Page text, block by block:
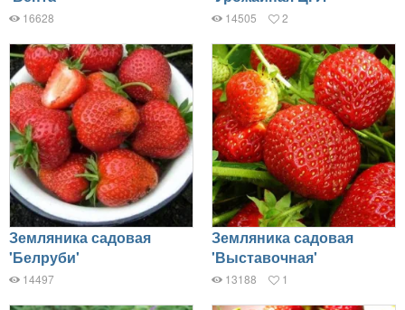
16628 14505 2
Земляника садовая
'Белруби'
14497
Земляника садовая
'Выставочная'
13188 1